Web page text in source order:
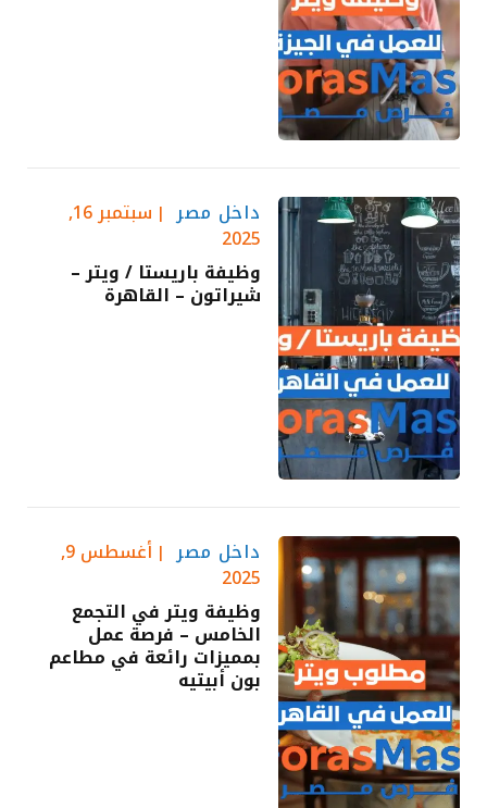
داخل مصر سبتمبر 16,
2025
وظيفة باريستا / ويتر –
شيراتون – القاهرة
داخل مصر أغسطس 9,
2025
وظيفة ويتر في التجمع
الخامس – فرصة عمل
بمميزات رائعة في مطاعم
بون أبيتيه